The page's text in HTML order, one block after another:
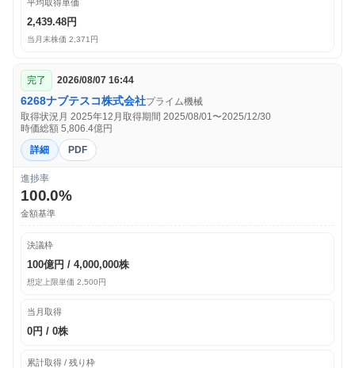
平均取得単価
2,439.48円
当月末株価 2,371円
完了 2026/08/07 16:44
6268ナブテスコ株式会社プライム機械
取得状況月 2025年12月取得期間 2025/08/01〜2025/12/30
時価総額 5,806.4億円
詳細
PDF
進捗率
100.0%
金額基準
決議枠
100億円 / 4,000,000株
想定上限単価 2,500円
当月取得
0円 / 0株
累計取得 / 残り枠